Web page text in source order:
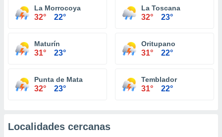
La Morrocoya
32° 22°
La Toscana
32° 23°
Maturín
31° 23°
Oritupano
31° 22°
Punta de Mata
32° 23°
Temblador
31° 22°
Localidades cercanas